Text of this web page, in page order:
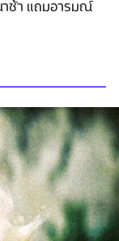
าช้า แถมอารมณ์